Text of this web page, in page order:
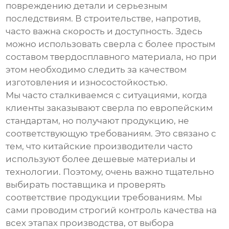
повреждению детали и серьезным
последствиям. В строительстве, напротив,
часто важна скорость и доступность. Здесь
можно использовать сверла с более простым
составом твердосплавного материала, но при
этом необходимо следить за качеством
изготовления и износостойкостью.
Мы часто сталкиваемся с ситуациями, когда
клиенты заказывают сверла по европейским
стандартам, но получают продукцию, не
соответствующую требованиям. Это связано с
тем, что китайские производители часто
используют более дешевые материалы и
технологии. Поэтому, очень важно тщательно
выбирать поставщика и проверять
соответствие продукции требованиям. Мы
сами проводим строгий контроль качества на
всех этапах производства, от выбора